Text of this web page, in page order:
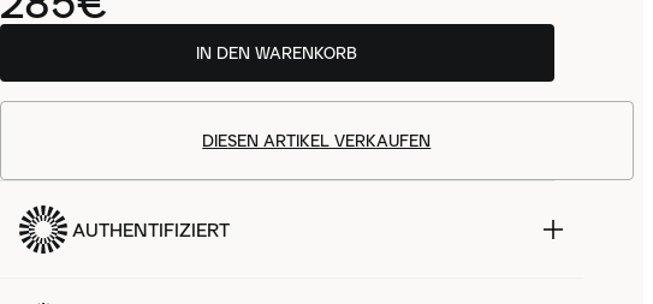
IN DEN WARENKORB
DIESEN ARTIKEL VERKAUFEN
AUTHENTIFIZIERT